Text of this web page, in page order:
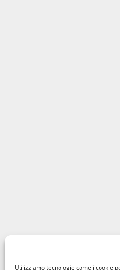
Utilizziamo tecnologie come i cookie